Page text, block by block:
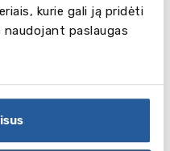
kurie gali ją pridėti
paslaugas
dalyviai, taip pat
informacijos apie
Anglijoje.
užpildydami